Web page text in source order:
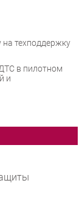
на техподдержку
в пилотном
и